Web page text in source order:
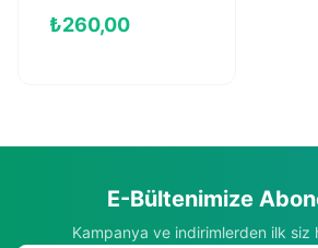
₺260,00
E-Bültenimize
Kampanya ve indirimlerden ilk siz